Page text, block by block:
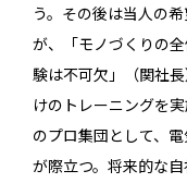
う。その後は当人の
が、「モノづくりの
験は不可欠」（関社
けのトレーニングを
のプロ集団として、
が際立つ。将来的な